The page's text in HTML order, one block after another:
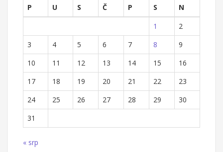
P
U S Č P S
N
1
2
3
4 5 6 7 8
9
10
11 12 13 14 15
16
17
18 19 20 21 22
23
24
25 26 27 28 29
30
31
« srp